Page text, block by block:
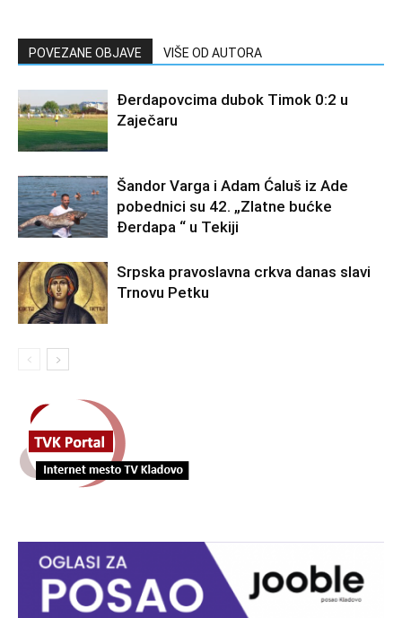
POVEZANE OBJAVE VIŠE OD AUTORA
Đerdapovcima dubok Timok 0:2 u
Zaječaru
Šandor Varga i Adam Ćaluš iz Ade
pobednici su 42. „Zlatne bućke
Đerdapa “ u Tekiji
Srpska pravoslavna crkva danas slavi
Trnovu Petku